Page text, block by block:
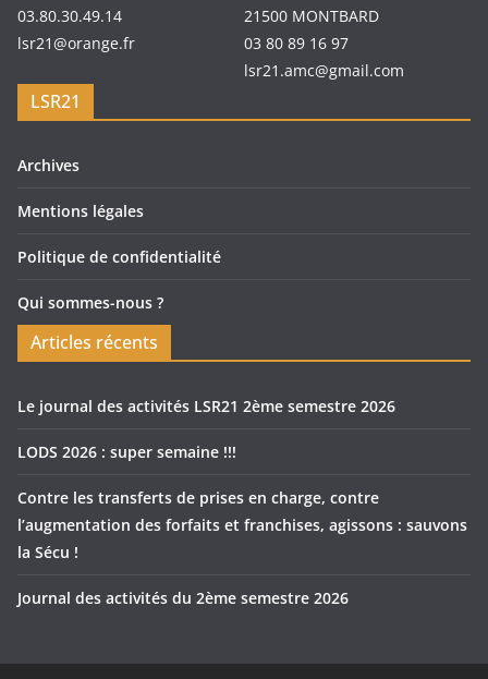
03.80.30.49.14
lsr21@orange.fr
21500 MONTBARD
03 80 89 16 97
lsr21.amc@gmail.com
LSR21
Archives
Mentions légales
Politique de confidentialité
Qui sommes-nous ?
Articles récents
Le journal des activités LSR21 2ème semestre 2026
LODS 2026 : super semaine !!!
Contre les transferts de prises en charge, contre
l’augmentation des forfaits et franchises, agissons : sauvons
la Sécu !
Journal des activités du 2ème semestre 2026